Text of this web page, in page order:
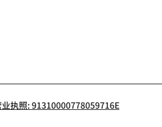
执照: 91310000778059716E